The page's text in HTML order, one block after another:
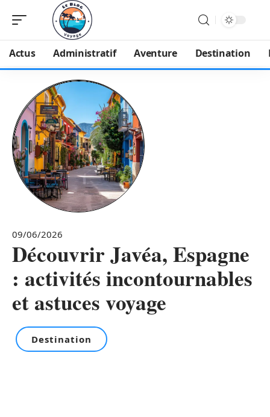
Actus Administratif Aventure Destination
09/06/2026
Découvrir Javéa, Espagne
: activités incontournables
et astuces voyage
Destination